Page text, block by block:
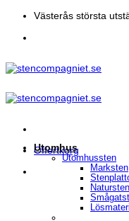
Skip
content
Västerås största
Offertkorg
Utomhus
Utomhussten
Marksten
Natursten